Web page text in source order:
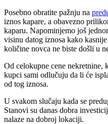
Posebno obratite pažnju na
iznos kapare, a obavezno
kaparu. Napominjemo još
visinu datog iznosa kako
količine novca ne biste došli u
Od celokupne cene nekretnine,
kupci sami odlučuju da li će
od tog iznosa.
U svakom slučaju kada se
Stanovi su danas dobra
nalaze na dobroj lokaciji.